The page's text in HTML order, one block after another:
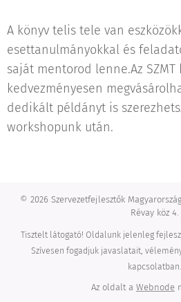
A könyv telis tele van
esettanulmányokkal és
saját mentorod lenne.Az
kedvezményesen
dedikált példányt is
workshopunk után.
© 2026 Szervezetfejlesztők
Révay köz 4.
Tisztelt látogató! Oldalunk jelenleg
Szívesen fogadjuk javaslatait,
kapcsolatban.
Az oldalt a Webnode